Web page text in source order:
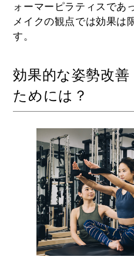
ォーマーピラティスであ
メイクの観点では効果は
す。
効果的な姿勢改
ためには？